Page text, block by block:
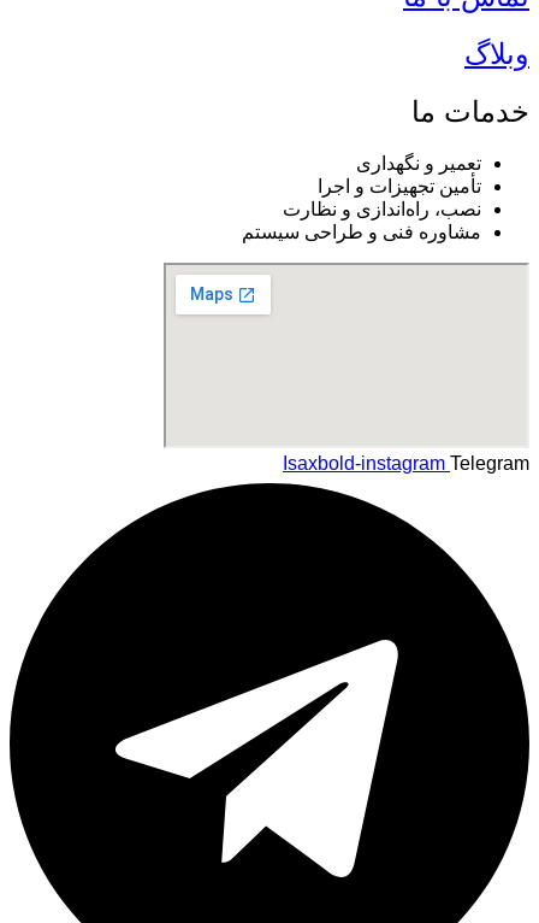
وبلاگ
خدمات ما
تعمیر و نگهداری
تأمین تجهیزات و اجرا
نصب، راه‌اندازی و نظارت
مشاوره فنی و طراحی سیستم
Isaxbold-instagram Telegram